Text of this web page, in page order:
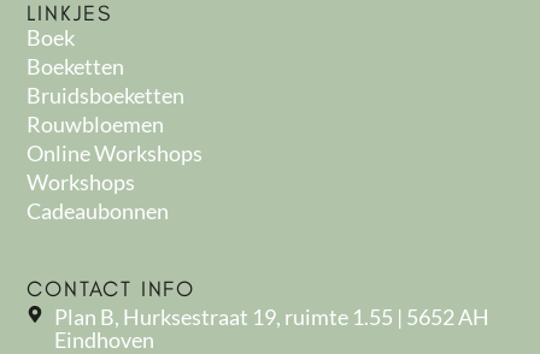
LINKJES
Boek
Boeketten
Bruidsboeketten
Rouwbloemen
Online Workshops
Workshops
Cadeaubonnen
CONTACT INFO
Plan B, Hurksestraat 19, ruimte 1.55 | 5652 AH
Eindhoven